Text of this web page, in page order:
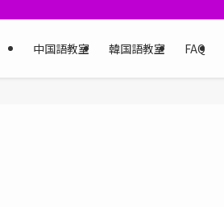
中国語教室 韓国語教室 FAQ